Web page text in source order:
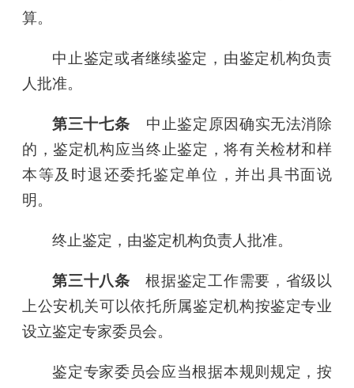
算。
中止鉴定或者继续鉴定，由鉴定机构负责
人批准。
第三十七条 中止鉴定原因确实无法消除
的，鉴定机构应当终止鉴定，将有关检材和样
本等及时退还委托鉴定单位，并出具书面说
明。
终止鉴定，由鉴定机构负责人批准。
第三十八条 根据鉴定工作需要，省级以
上公安机关可以依托所属鉴定机构按鉴定专业
设立鉴定专家委员会。
鉴定专家委员会应当根据本规则规定，按